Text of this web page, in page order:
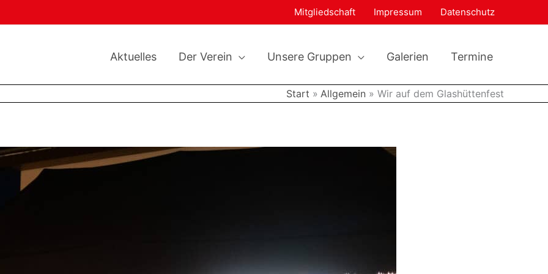
Mitgliedschaft Impressum Datenschutz
Aktuelles Der Verein Unsere Gruppen Galerien Termine
Start Allgemein Wir auf dem Glashüttenfest